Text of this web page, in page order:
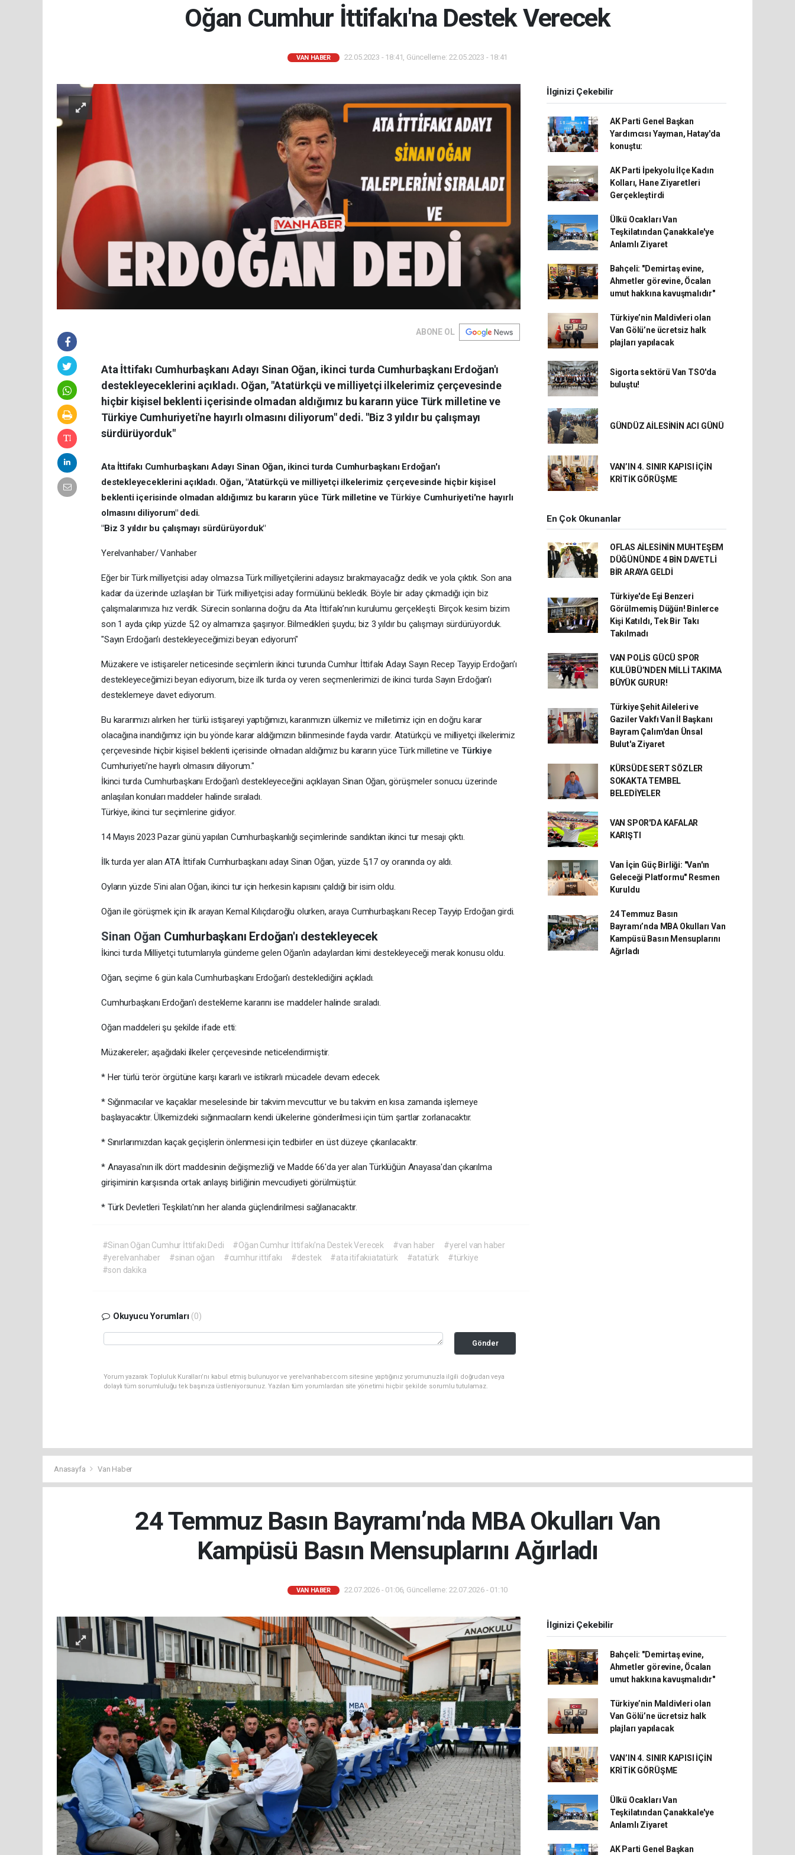
Oğan Cumhur İttifakı'na Destek Verecek
VAN HABER 22.05.2023 - 18:41, Güncelleme: 22.05.2023 - 18:41
ABONE OL
Ata İttifakı Cumhurbaşkanı Adayı Sinan Oğan, ikinci turda Cumhurbaşkanı Erdoğan'ı
destekleyeceklerini açıkladı. Oğan, "Atatürkçü ve milliyetçi ilkelerimiz çerçevesinde
hiçbir kişisel beklenti içerisinde olmadan aldığımız bu kararın yüce Türk milletine ve
Türkiye Cumhuriyeti'ne hayırlı olmasını diliyorum" dedi. "Biz 3 yıldır bu çalışmayı
sürdürüyorduk"
Ata İttifakı Cumhurbaşkanı Adayı Sinan Oğan, ikinci turda Cumhurbaşkanı Erdoğan'ı
destekleyeceklerini açıkladı. Oğan, "Atatürkçü ve milliyetçi ilkelerimiz çerçevesinde hiçbir kişisel
beklenti içerisinde olmadan aldığımız bu kararın yüce Türk milletine ve Türkiye Cumhuriyeti'ne hayırlı
olmasını diliyorum" dedi.
"Biz 3 yıldır bu çalışmayı sürdürüyorduk"
Yerelvanhaber/ Vanhaber
Eğer bir Türk milliyetçisi aday olmazsa Türk milliyetçilerini adaysız bırakmayacağız dedik ve yola çıktık. Son ana
kadar da üzerinde uzlaşılan bir Türk milliyetçisi aday formülünü bekledik. Böyle bir aday çıkmadığı için biz
çalışmalarımıza hız verdik. Sürecin sonlarına doğru da Ata İttifakı’nın kurulumu gerçekleşti. Birçok kesim bizim
son 1 ayda çıkıp yüzde 5,2 oy almamıza şaşırıyor. Bilmedikleri şuydu; biz 3 yıldır bu çalışmayı sürdürüyorduk.
"Sayın Erdoğan’ı destekleyeceğimizi beyan ediyorum"
Müzakere ve istişareler neticesinde seçimlerin ikinci turunda Cumhur İttifakı Adayı Sayın Recep Tayyip Erdoğan’ı
destekleyeceğimizi beyan ediyorum, bize ilk turda oy veren seçmenlerimizi de ikinci turda Sayın Erdoğan’ı
desteklemeye davet ediyorum.
Bu kararımızı alırken her türlü istişareyi yaptığımızı, kararımızın ülkemiz ve milletimiz için en doğru karar
olacağına inandığımız için bu yönde karar aldığımızın bilinmesinde fayda vardır. Atatürkçü ve milliyetçi ilkelerimiz
çerçevesinde hiçbir kişisel beklenti içerisinde olmadan aldığımız bu kararın yüce Türk milletine ve Türkiye
Cumhuriyeti’ne hayırlı olmasını diliyorum."
İkinci turda Cumhurbaşkanı Erdoğan'ı destekleyeceğini açıklayan Sinan Oğan, görüşmeler sonucu üzerinde
anlaşılan konuları maddeler halinde sıraladı.
Türkiye, ikinci tur seçimlerine gidiyor.
14 Mayıs 2023 Pazar günü yapılan Cumhurbaşkanlığı seçimlerinde sandıktan ikinci tur mesajı çıktı.
İlk turda yer alan ATA İttifakı Cumhurbaşkanı adayı Sinan Oğan, yüzde 5,17 oy oranında oy aldı.
Oyların yüzde 5'ini alan Oğan, ikinci tur için herkesin kapısını çaldığı bir isim oldu.
Oğan ile görüşmek için ilk arayan Kemal Kılıçdaroğlu olurken, araya Cumhurbaşkanı Recep Tayyip Erdoğan girdi.
Sinan Oğan Cumhurbaşkanı Erdoğan'ı destekleyecek
İkinci turda Milliyetçi tutumlarıyla gündeme gelen Oğan'ın adaylardan kimi destekleyeceği merak konusu oldu.
Oğan, seçime 6 gün kala Cumhurbaşkanı Erdoğan'ı desteklediğini açıkladı.
Cumhurbaşkanı Erdoğan'ı destekleme kararını ise maddeler halinde sıraladı.
Oğan maddeleri şu şekilde ifade etti:
Müzakereler; aşağıdaki ilkeler çerçevesinde neticelendirmiştir.
* Her türlü terör örgütüne karşı kararlı ve istikrarlı mücadele devam edecek.
* Sığınmacılar ve kaçaklar meselesinde bir takvim mevcuttur ve bu takvim en kısa zamanda işlemeye
başlayacaktır. Ülkemizdeki sığınmacıların kendi ülkelerine gönderilmesi için tüm şartlar zorlanacaktır.
* Sınırlarımızdan kaçak geçişlerin önlenmesi için tedbirler en üst düzeye çıkarılacaktır.
* Anayasa'nın ilk dört maddesinin değişmezliği ve Madde 66'da yer alan Türklüğün Anayasa'dan çıkarılma
girişiminin karşısında ortak anlayış birliğinin mevcudiyeti görülmüştür.
* Türk Devletleri Teşkilatı'nın her alanda güçlendirilmesi sağlanacaktır.
#Sinan Oğan Cumhur İttifakı Dedi #Oğan Cumhur İttifakı'na Destek Verecek #van haber
#yerel van haber
#yerelvanhaber
#sinan oğan #cumhur ittifakı #destek #ata itifakıiatatürk #atatürk
#türkiye
#son dakika
Okuyucu Yorumları (0)
Gönder
Yorum yazarak Topluluk Kuralları’nı kabul etmiş bulunuyor ve yerelvanhaber.com sitesine yaptığınız yorumunuzla ilgili doğrudan veya
dolaylı tüm sorumluluğu tek başınıza üstleniyorsunuz. Yazılan tüm yorumlardan site yönetimi hiçbir şekilde sorumlu tutulamaz.
İlginizi Çekebilir
AK Parti Genel Başkan
Yardımcısı Yayman, Hatay'da
konuştu:
AK Parti İpekyolu İlçe Kadın
Kolları, Hane Ziyaretleri
Gerçekleştirdi
Ülkü Ocakları Van
Teşkilatından Çanakkale'ye
Anlamlı Ziyaret
Bahçeli: "Demirtaş evine,
Ahmetler görevine, Öcalan
umut hakkına kavuşmalıdır"
Türkiye’nin Maldivleri olan
Van Gölü’ne ücretsiz halk
plajları yapılacak
Sigorta sektörü Van TSO'da
buluştu!
GÜNDÜZ AİLESİNİN ACI GÜNÜ
VAN’IN 4. SINIR KAPISI İÇİN
KRİTİK GÖRÜŞME
En Çok Okunanlar
OFLAS AİLESİNİN MUHTEŞEM
DÜĞÜNÜNDE 4 BİN DAVETLİ
BİR ARAYA GELDİ
Türkiye'de Eşi Benzeri
Görülmemiş Düğün! Binlerce
Kişi Katıldı, Tek Bir Takı
Takılmadı
VAN POLİS GÜCÜ SPOR
KULÜBÜ’NDEN MİLLİ TAKIMA
BÜYÜK GURUR!
Türkiye Şehit Aileleri ve
Gaziler Vakfı Van İl Başkanı
Bayram Çalım'dan Ünsal
Bulut'a Ziyaret
KÜRSÜDE SERT SÖZLER
SOKAKTA TEMBEL
BELEDİYELER
VAN SPOR'DA KAFALAR
KARIŞTI
Van İçin Güç Birliği: "Van'ın
Geleceği Platformu" Resmen
Kuruldu
24 Temmuz Basın
Bayramı’nda MBA Okulları Van
Kampüsü Basın Mensuplarını
Ağırladı
Anasayfa Van Haber
24 Temmuz Basın Bayramı’nda MBA Okulları Van
Kampüsü Basın Mensuplarını Ağırladı
VAN HABER 22.07.2026 - 01:06, Güncelleme: 22.07.2026 - 01:10
İlginizi Çekebilir
Bahçeli: "Demirtaş evine,
Ahmetler görevine, Öcalan
umut hakkına kavuşmalıdır"
Türkiye’nin Maldivleri olan
Van Gölü’ne ücretsiz halk
plajları yapılacak
VAN’IN 4. SINIR KAPISI İÇİN
KRİTİK GÖRÜŞME
Ülkü Ocakları Van
Teşkilatından Çanakkale'ye
Anlamlı Ziyaret
AK Parti Genel Başkan